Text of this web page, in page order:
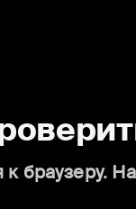
браузеру.